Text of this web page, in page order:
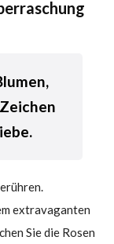
extravaganten
Sie die Rosen